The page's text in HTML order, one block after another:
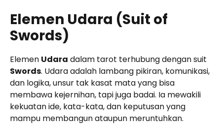
Elemen Udara (Suit of
Swords)
Elemen Udara dalam tarot terhubung dengan suit
Swords. Udara adalah lambang pikiran, komunikasi,
dan logika, unsur tak kasat mata yang bisa
membawa kejernihan, tapi juga badai. Ia mewakili
kekuatan ide, kata-kata, dan keputusan yang
mampu membangun ataupun meruntuhkan.